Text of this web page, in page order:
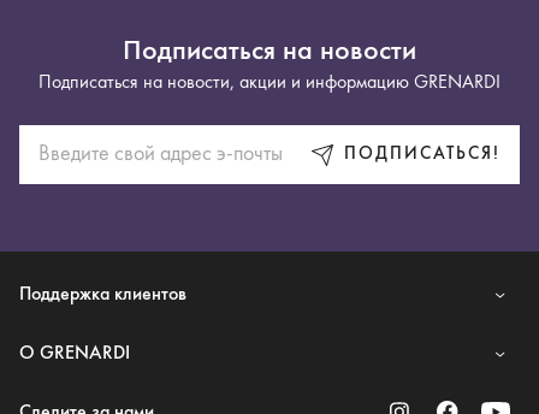
Подписаться на новости
Подписаться на новости, акции и информацию GRENARDI
ПОДПИСАТЬСЯ!
Поддержка клиентов
O GRENARDI